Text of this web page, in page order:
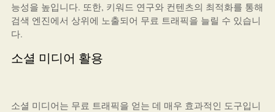
능성을 높입니다. 또한, 키워드 연구와 컨텐츠의 최적화를 통해
검색 엔진에서 상위에 노출되어 무료 트래픽을 늘릴 수 있습니
다.
소셜 미디어 활용
소셜 미디어는 무료 트래픽을 얻는 데 매우 효과적인 도구입니